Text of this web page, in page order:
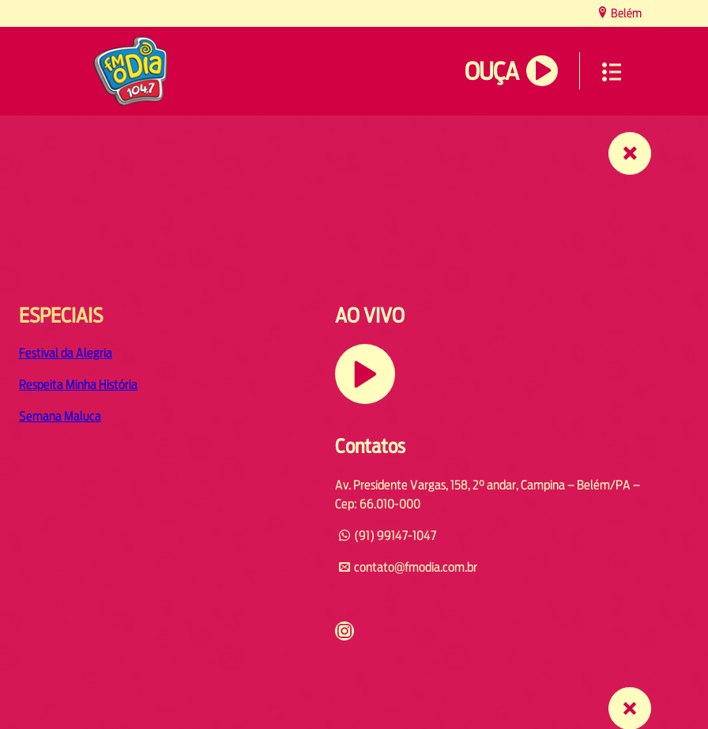
Belém
OUÇA
ESPECIAIS
Festival da Alegria
Respeita Minha História
Semana Maluca
AO VIVO
Contatos
Av. Presidente Vargas, 158, 2° andar, Campina – Belém/PA –
Cep: 66.010-000
(91) 99147-1047
contato@fmodia.com.br
https://www.instagram.com/fmodia.cabofrio/